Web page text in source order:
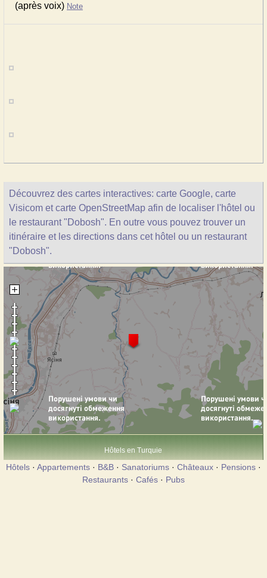
(après voix) Note
Découvrez des cartes interactives: carte Google, carte
Visicom et carte OpenStreetMap afin de localiser l'hôtel ou
le restaurant "Dobosh". En outre vous pouvez trouver un
itinéraire et les directions dans cet hôtel ou un restaurant
"Dobosh".
Hôtels en Turquie
Hôtels · Appartements · B&B · Sanatoriums · Châteaux · Pensions ·
Restaurants · Cafés · Pubs